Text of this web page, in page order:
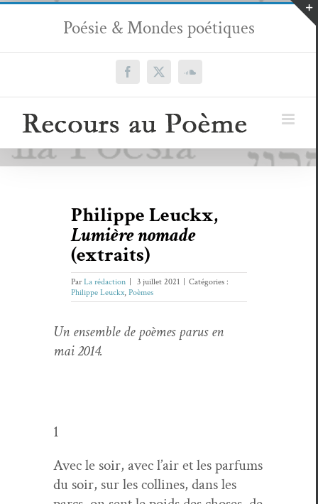
Passer
contenu
Poésie & Mondes poétiques
Facebook
X SoundCloud
Philippe Leuckx,
Lumière nomade
(extraits)
ParLa rédaction 3 juillet 2021
Catégories :
Philippe Leuckx, Poèmes
Un ensem­ble de poèmes parus en
mai 2014.
1
Avec le soir, avec l’air et les par­fums
du soir, sur les collines, dans les